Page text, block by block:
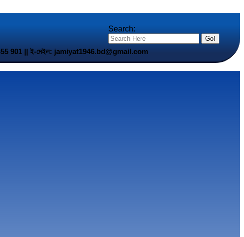
Search:
355 901 || ই-মেইল: jamiyat1946.bd@gmail.com